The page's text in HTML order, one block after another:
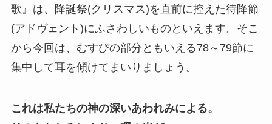
歌』は、降誕祭(クリスマス)を直前に控えた待降節
(アドヴェント)にふさわしいものといえます。そこ
から今回は、むすびの部分ともいえる78～79節に
集中して耳を傾けてまいりましょう。
これは私たちの神の深いあわれみによる。